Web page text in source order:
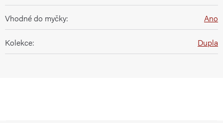
Vhodné do myčky: Ano
Kolekce: Dupla